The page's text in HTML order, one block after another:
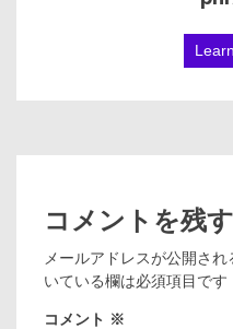
コメントを残す
メールアドレスが公開され
いている欄は必須項目です
コメント ※